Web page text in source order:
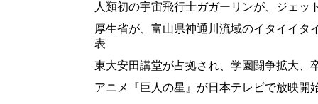
人類初の宇宙飛行士ガガーリンが、ジェッ
厚生省が、富山県神通川流域のイタイイ
表
東大安田講堂が占拠され、学園闘争拡大、
アニメ『巨人の星』が日本テレビで放映開